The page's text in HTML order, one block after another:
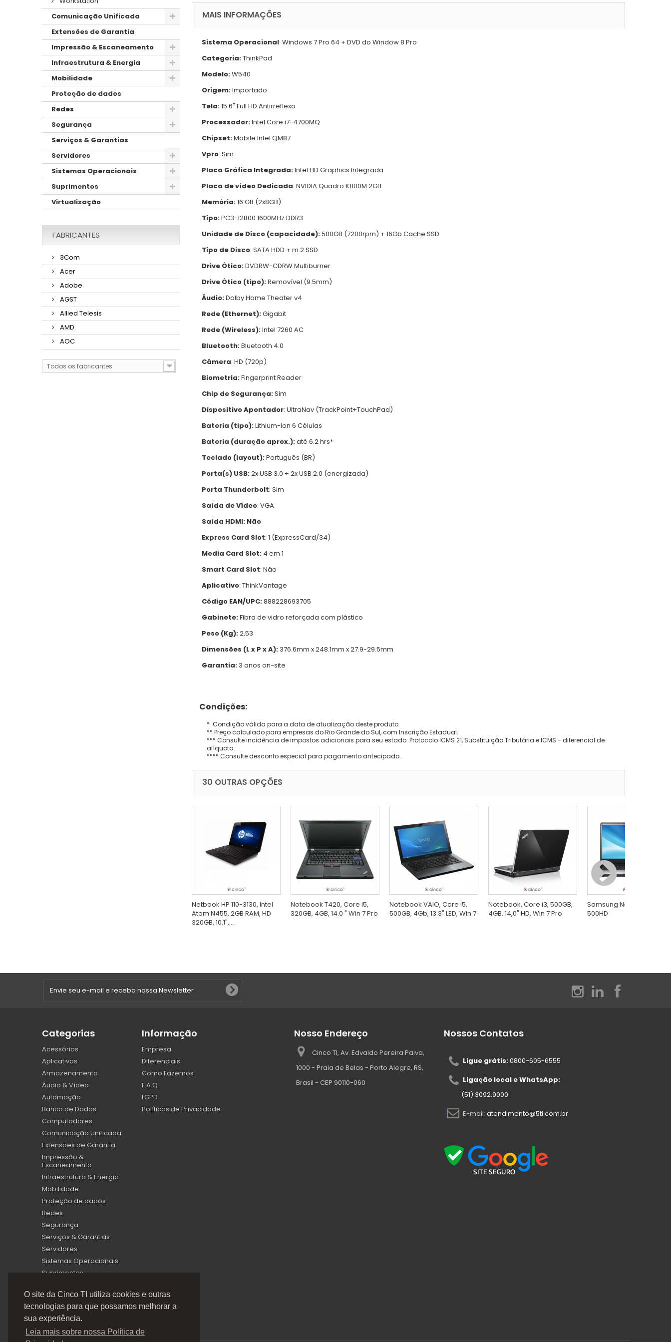
O site da Cinco TI utiliza cookies e outras
tecnologias para que possamos melhorar a
sua experiência.
Leia mais sobre nossa Política de
Comunicação Unificada
Extensões de Garantia
Impressão & Escaneamento
Infraestrutura & Energia
Mobilidade
Proteção de dados
Redes
Segurança
Serviços & Garantias
Servidores
Sistemas Operacionais
Suprimentos
Virtualização
FABRICANTES
3Com
Acer
Adobe
AGST
Allied Telesis
AMD
AOC
Todos os fabricantes
MAIS INFORMAÇÕES
Sistema Operacional: Windows 7 Pro 64 + DVD do Window 8 Pro
Categoria:ThinkPad
Modelo:W540
Origem:Importado
Tela:15.6" Full HD Antirreflexo
Processador:Intel Core i7-4700MQ
Chipset:Mobile Intel QM87
Vpro: Sim
Placa Gráfica Integrada:Intel HD Graphics Integrada
Placa de vídeo Dedicada: NVIDIA Quadro K1100M 2GB
Memória:16 GB (2x8GB)
Tipo:PC3-12800 1600MHz DDR3
Unidade de Disco (capacidade):500GB (7200rpm) + 16Gb Cache SSD
Tipo de Disco: SATA HDD + m.2 SSD
Drive Ótico:DVDRW-CDRW Multiburner
Drive Ótico (tipo):Removível (9.5mm)
Áudio:Dolby Home Theater v4
Rede (Ethernet):Gigabit
Rede (Wireless):Intel 7260 AC
Bluetooth:Bluetooth 4.0
Câmera: HD (720p)
Biometria:Fingerprint Reader
Chip de Segurança:Sim
Dispositivo Apontador: UltraNav (TrackPoint+TouchPad)
Bateria (tipo):Lithium-Ion 6 Células
Bateria (duração aprox.):até 6.2 hrs*
Teclado (layout):Português (BR)
Porta(s) USB:2x USB 3.0 + 2x USB 2.0 (energizada)
Porta Thunderbolt: Sim
Saída de Vídeo: VGA
Saída HDMI: Não
Express Card Slot: 1 (ExpressCard/34)
Media Card Slot: 4 em 1
Smart Card Slot: Não
Aplicativo: ThinkVantage
Código EAN/UPC:888228693705
Gabinete:Fibra de vidro reforçada com plástico
Peso (Kg):2,53
Dimensões (L x P x A): 376.6mm x 248.1mm x 27.9-29.5mm
Garantia: 3 anos on-site
Condições:
* Condição válida para a data de atualização deste produto.
** Preço calculado para empresas do Rio Grande do Sul, com Inscrição Estadual.
*** Consulte incidência de impostos adicionais para seu estado: Protocolo ICMS 21, Substituição Tributária e ICMS - diferencial de
alíquota.
**** Consulte desconto especial para pagamento antecipado.
30 OUTRAS OPÇÕES
Netbook HP 110-3130, Intel
Atom N455, 2GB RAM, HD
320GB, 10.1",...
Notebook T420, Core i5,
320GB, 4GB, 14.0 " Win 7 Pro
Notebook VAIO, Core i5,
500GB, 4Gb, 13.3" LED, Win 7
Notebook, Core i3, 500GB,
4GB, 14,0" HD, Win 7 Pro
Samsung Notebook, 4GB,
500HD
Categorias
Acessórios
Aplicativos
Armazenamento
Áudio & Vídeo
Automação
Banco de Dados
Computadores
Comunicação Unificada
Extensões de Garantia
Impressão &
Escaneamento
Infraestrutura & Energia
Mobilidade
Proteção de dados
Redes
Segurança
Serviços & Garantias
Servidores
Sistemas Operacionais
Suprimentos
Informação
Empresa
Diferenciais
Como Fazemos
F.A.Q
LGPD
Políticas de Privacidade
Nosso Endereço
Cinco TI, Av. Edvaldo Pereira Paiva,
1000 - Praia de Belas - Porto Alegre, RS,
Brasil - CEP 90110-060
Nossos Contatos
Ligue grátis:0800-605-6555
Ligação local e WhatsApp:
(51) 3092.9000
E-mail: atendimento@5ti.com.br